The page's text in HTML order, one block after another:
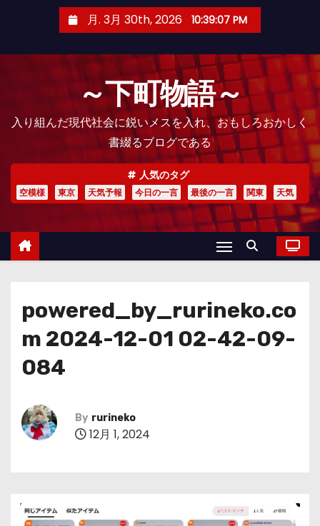
月. 3月 30th, 2026 10:39:09 PM
～下町物語～
入り組んだ現代社会に鋭いメスを入れ、おもしろおかしく
書綴るブログである
人気のタグ
空模様 東京 天気予報 今日の一言 最後の一言 関東 天気
powered_by_rurineko.co
m 2024-12-01 02-42-09-
084
By rurineko
12月 1, 2024